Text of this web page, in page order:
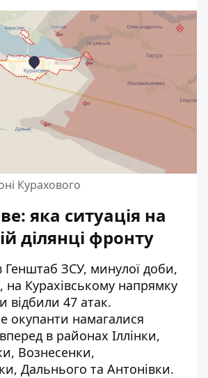
Курахового
яка ситуація на
ділянці фронту
Генштаб ЗСУ, минулої доби,
на Курахівському напрямку
відбили 47 атак.
окупанти намагалися
в районах Іллінки,
Вознесенки,
Дальнього та Антонівки.